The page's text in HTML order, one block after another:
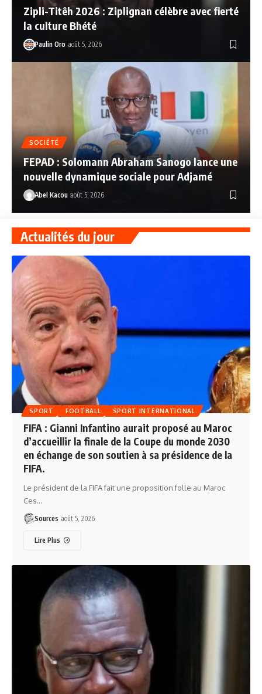
Zipli-Titêh 2026 : Ziplignan célèbre avec fierté
la culture Bhété
Paulin Oro août 5, 2026
SOCIÉTÉ
FEPAD : Solomann Abraham Sanogo lance une
nouvelle dynamique sociale pour Adjamé
Abel Kacou août 5, 2026
Actualités du jour
SPORT FOOTBALL SPORT INTERNATIONAL
FIFA : Gianni Infantino aurait proposé au Maroc
d’accueillir la finale de la Coupe du monde 2030
en échange de son soutien à sa présidence de la
FIFA.
Le président de la FIFA fait une proposition folle au Maroc
Ces…
Sources août 5, 2026
Lire Plus